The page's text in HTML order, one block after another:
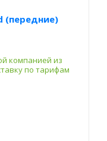
(передние)
компанией из
по тарифам